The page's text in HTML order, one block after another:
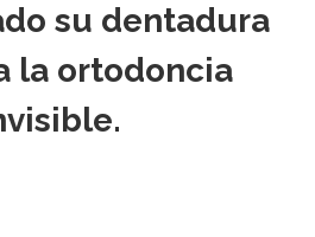
su dentadura
la ortodoncia